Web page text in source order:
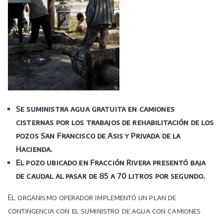
Se suministra agua gratuita en camiones
cisternas por los trabajos de rehabilitación de los
pozos San Francisco de Asis y Privada de la
Hacienda.
El pozo ubicado en Fracción Rivera presentó baja
de caudal al pasar de 85 a 70 litros por segundo.
El organismo operador implementó un plan de
contingencia con el suministro de agua con camiones